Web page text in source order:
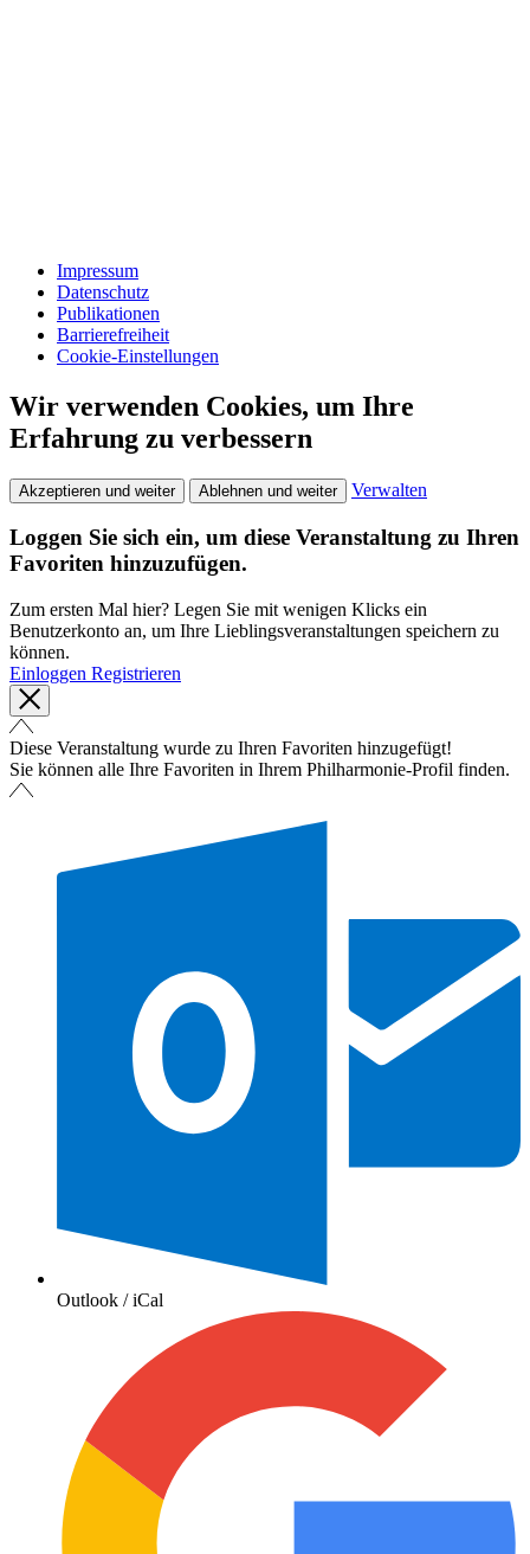
Impressum
Datenschutz
Publikationen
Barrierefreiheit
Cookie-Einstellungen
Wir verwenden Cookies, um Ihre
Erfahrung zu verbessern
Akzeptieren und weiter Ablehnen und weiter Verwalten
Loggen Sie sich ein, um diese Veranstaltung zu Ihren
Favoriten hinzuzufügen.
Zum ersten Mal hier? Legen Sie mit wenigen Klicks ein
Benutzerkonto an, um Ihre Lieblingsveranstaltungen speichern zu
können.
Einloggen Registrieren
Diese Veranstaltung wurde zu Ihren Favoriten hinzugefügt!
Sie können alle Ihre Favoriten in Ihrem Philharmonie-Profil finden.
Outlook / iCal